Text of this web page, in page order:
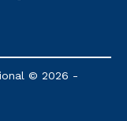
será de R$
Ensino
e Metodologia
© 2026 -